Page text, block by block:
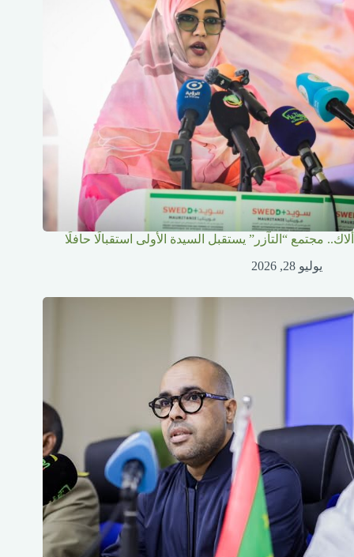
ألاك.. مجتمع “التآزر” يستقبل السيدة الأولى استقبالًا حافلًا
يوليو 28, 2026